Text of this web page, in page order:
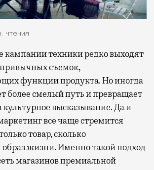
чтения
съемок,
функции продукта. Но иногда
более смелый путь и превращает
высказывание. Да и
все чаще стремится
товар, сколько
жизни. Именно такой подход
магазинов премиальной